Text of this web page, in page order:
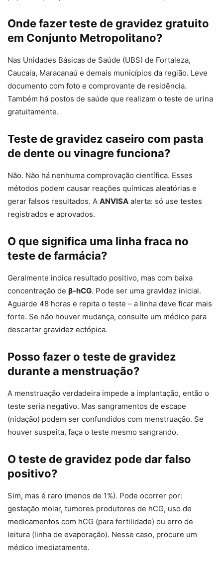
Onde fazer teste de gravidez gratuito
em Conjunto Metropolitano?
Nas Unidades Básicas de Saúde (UBS) de Fortaleza,
Caucaia, Maracanaú e demais municípios da região. Leve
documento com foto e comprovante de residência.
Também há postos de saúde que realizam o teste de urina
gratuitamente.
Teste de gravidez caseiro com pasta
de dente ou vinagre funciona?
Não. Não há nenhuma comprovação científica. Esses
métodos podem causar reações químicas aleatórias e
gerar falsos resultados. A ANVISA alerta: só use testes
registrados e aprovados.
O que significa uma linha fraca no
teste de farmácia?
Geralmente indica resultado positivo, mas com baixa
concentração de β-hCG. Pode ser uma gravidez inicial.
Aguarde 48 horas e repita o teste – a linha deve ficar mais
forte. Se não houver mudança, consulte um médico para
descartar gravidez ectópica.
Posso fazer o teste de gravidez
durante a menstruação?
A menstruação verdadeira impede a implantação, então o
teste seria negativo. Mas sangramentos de escape
(nidação) podem ser confundidos com menstruação. Se
houver suspeita, faça o teste mesmo sangrando.
O teste de gravidez pode dar falso
positivo?
Sim, mas é raro (menos de 1%). Pode ocorrer por:
gestação molar, tumores produtores de hCG, uso de
medicamentos com hCG (para fertilidade) ou erro de
leitura (linha de evaporação). Nesse caso, procure um
médico imediatamente.